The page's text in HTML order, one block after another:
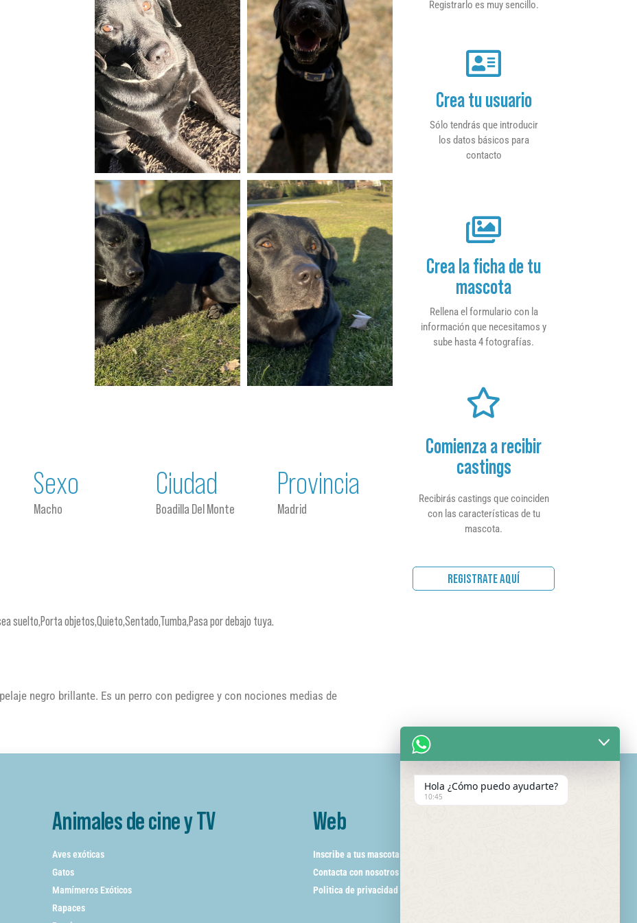
Sexo
Macho
Ciudad
Boadilla Del Monte
Provincia
Madrid
suelto,Porta objetos,Quieto,Sentado,Tumba,Pasa por debajo tuya.
negro brillante. Es un perro con pedigree y con nociones medias de
Registrarlo es muy sencillo.
Crea tu usuario
Sólo tendrás que introducir
los datos básicos para
contacto
Crea la ficha de tu
mascota
Rellena el formulario con la
información que necesitamos y
sube hasta 4 fotografías.
Comienza a recibir
castings
Recibirás castings que coinciden
con las características de tu
mascota.
REGISTRATE AQUÍ
Animales de cine y TV
Aves exóticas
Gatos
Mamímeros Exóticos
Rapaces
Web
Inscribe a tus mascotas
Contacta con nosotros
Politica de privacidad
Hola ¿Cómo puedo ayudarte?
10:45